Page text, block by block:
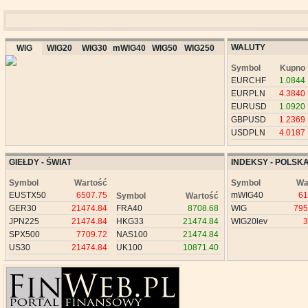
WIG WIG20 WIG30 mWIG40 WIG50 WIG250 WALUTY
Symbol
Kupno
EURCHF
1.0844
EURPLN
4.3840
EURUSD
1.0920
GBPUSD
1.2369
USDPLN
4.0187
GIEŁDY - ŚWIAT
Symbol
Wartość
EUSTX50
6507.75
GER30
21474.84
JPN225
21474.84
SPX500
7709.72
US30
21474.84
Symbol
Wartość
FRA40
8708.68
HKG33
21474.84
NAS100
21474.84
UK100
10871.40
INDEKSY -
Symbol
mWIG40
WIG
WIG20lev